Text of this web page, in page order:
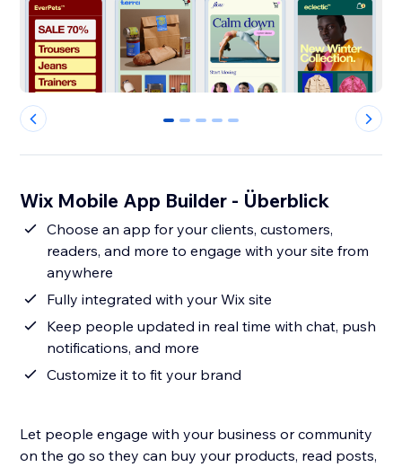
0 1 2 3 4
Wix Mobile App Builder - Überblick
Choose an app for your clients, customers,
readers, and more to engage with your site from
anywhere
Fully integrated with your Wix site
Keep people updated in real time with chat, push
notifications, and more
Customize it to fit your brand
Let people engage with your business or community
on the go so they can buy your products, read posts,